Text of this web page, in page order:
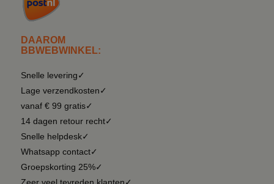
DAAROM
BBWEBWINKEL:
Snelle levering✓
Lage verzendkosten✓
vanaf € 99 gratis✓
14 dagen retour recht✓
Snelle helpdesk✓
Whatsapp contact✓
Groepskorting 25%✓